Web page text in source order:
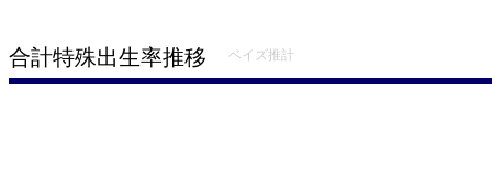
合計特殊出生率推移 ベイズ推計